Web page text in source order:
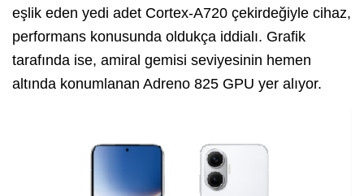
eşlik eden yedi adet Cortex-A720 çekirdeğiyle cihaz,
performans konusunda oldukça iddialı. Grafik
tarafında ise, amiral gemisi seviyesinin hemen
altında konumlanan Adreno 825 GPU yer alıyor.